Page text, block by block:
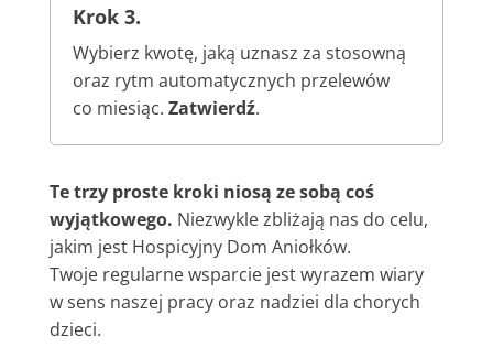
Krok 3.
Wybierz kwotę, jaką uznasz za stosowną
oraz rytm automatycznych przelewów
co miesiąc. Zatwierdź.
Te trzy proste kroki niosą ze sobą coś
wyjątkowego. Niezwykle zbliżają nas do celu,
jakim jest Hospicyjny Dom Aniołków.
Twoje regularne wsparcie jest wyrazem wiary
w sens naszej pracy oraz nadziei dla chorych
dzieci.